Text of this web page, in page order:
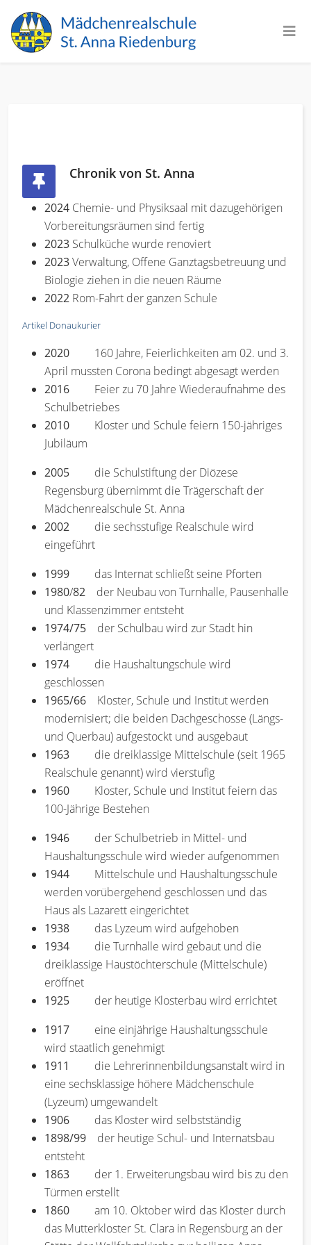
Chronik von St. Anna
2024 Chemie- und Physiksaal mit dazugehörigen
Vorbereitungsräumen sind fertig
2023 Schulküche wurde renoviert
2023Verwaltung, Offene Ganztagsbetreuung und
Biologie ziehen in die neuen Räume
2022 Rom-Fahrt der ganzen Schule
Artikel Donaukurier
2020
160 Jahre, Feierlichkeiten am 02. und 3.
April mussten Corona bedingt abgesagt werden
2016 Feier zu 70 Jahre Wiederaufnahme des
Schulbetriebes
2010 Kloster und Schule feiern 150-jähriges
Jubiläum
2005 die Schulstiftung der Diözese
Regensburg übernimmt die Trägerschaft der
Mädchenrealschule St. Anna
2002 die sechsstufige Realschule wird
eingeführt
1999 das Internat schließt seine Pforten
1980/82 der Neubau von Turnhalle, Pausenhalle
und Klassenzimmer entsteht
1974/75 der Schulbau wird zur Stadt hin
verlängert
1974 die Haushaltungschule wird
geschlossen
1965/66 Kloster, Schule und Institut werden
modernisiert; die beiden Dachgeschosse (Längs-
und Querbau) aufgestockt und ausgebaut
1963 die dreiklassige Mittelschule (seit 1965
Realschule genannt) wird vierstufig
1960 Kloster, Schule und Institut feiern das
100-Jährige Bestehen
1946 der Schulbetrieb in Mittel- und
Haushaltungsschule wird wieder aufgenommen
1944 Mittelschule und Haushaltungsschule
werden vorübergehend geschlossen und das
Haus als Lazarett eingerichtet
1938 das Lyzeum wird aufgehoben
1934 die Turnhalle wird gebaut und die
dreiklassige Haustöchterschule (Mittelschule)
eröffnet
1925 der heutige Klosterbau wird errichtet
1917 eine einjährige Haushaltungsschule
wird staatlich genehmigt
1911 die Lehrerinnenbildungsanstalt wird in
eine sechsklassige höhere Mädchenschule
(Lyzeum) umgewandelt
1906 das Kloster wird selbstständig
1898/99 der heutige Schul- und Internatsbau
entsteht
1863 der 1. Erweiterungsbau wird bis zu den
Türmen erstellt
1860
am 10. Oktober wird das Kloster durch
das Mutterkloster St. Clara in Regensburg an der